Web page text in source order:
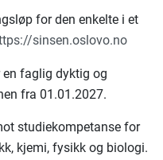
for den enkelte i et
sinsen.oslovo.no
en faglig dyktig og
fra 01.01.2027.
studiekompetanse for
kjemi, fysikk og biologi.